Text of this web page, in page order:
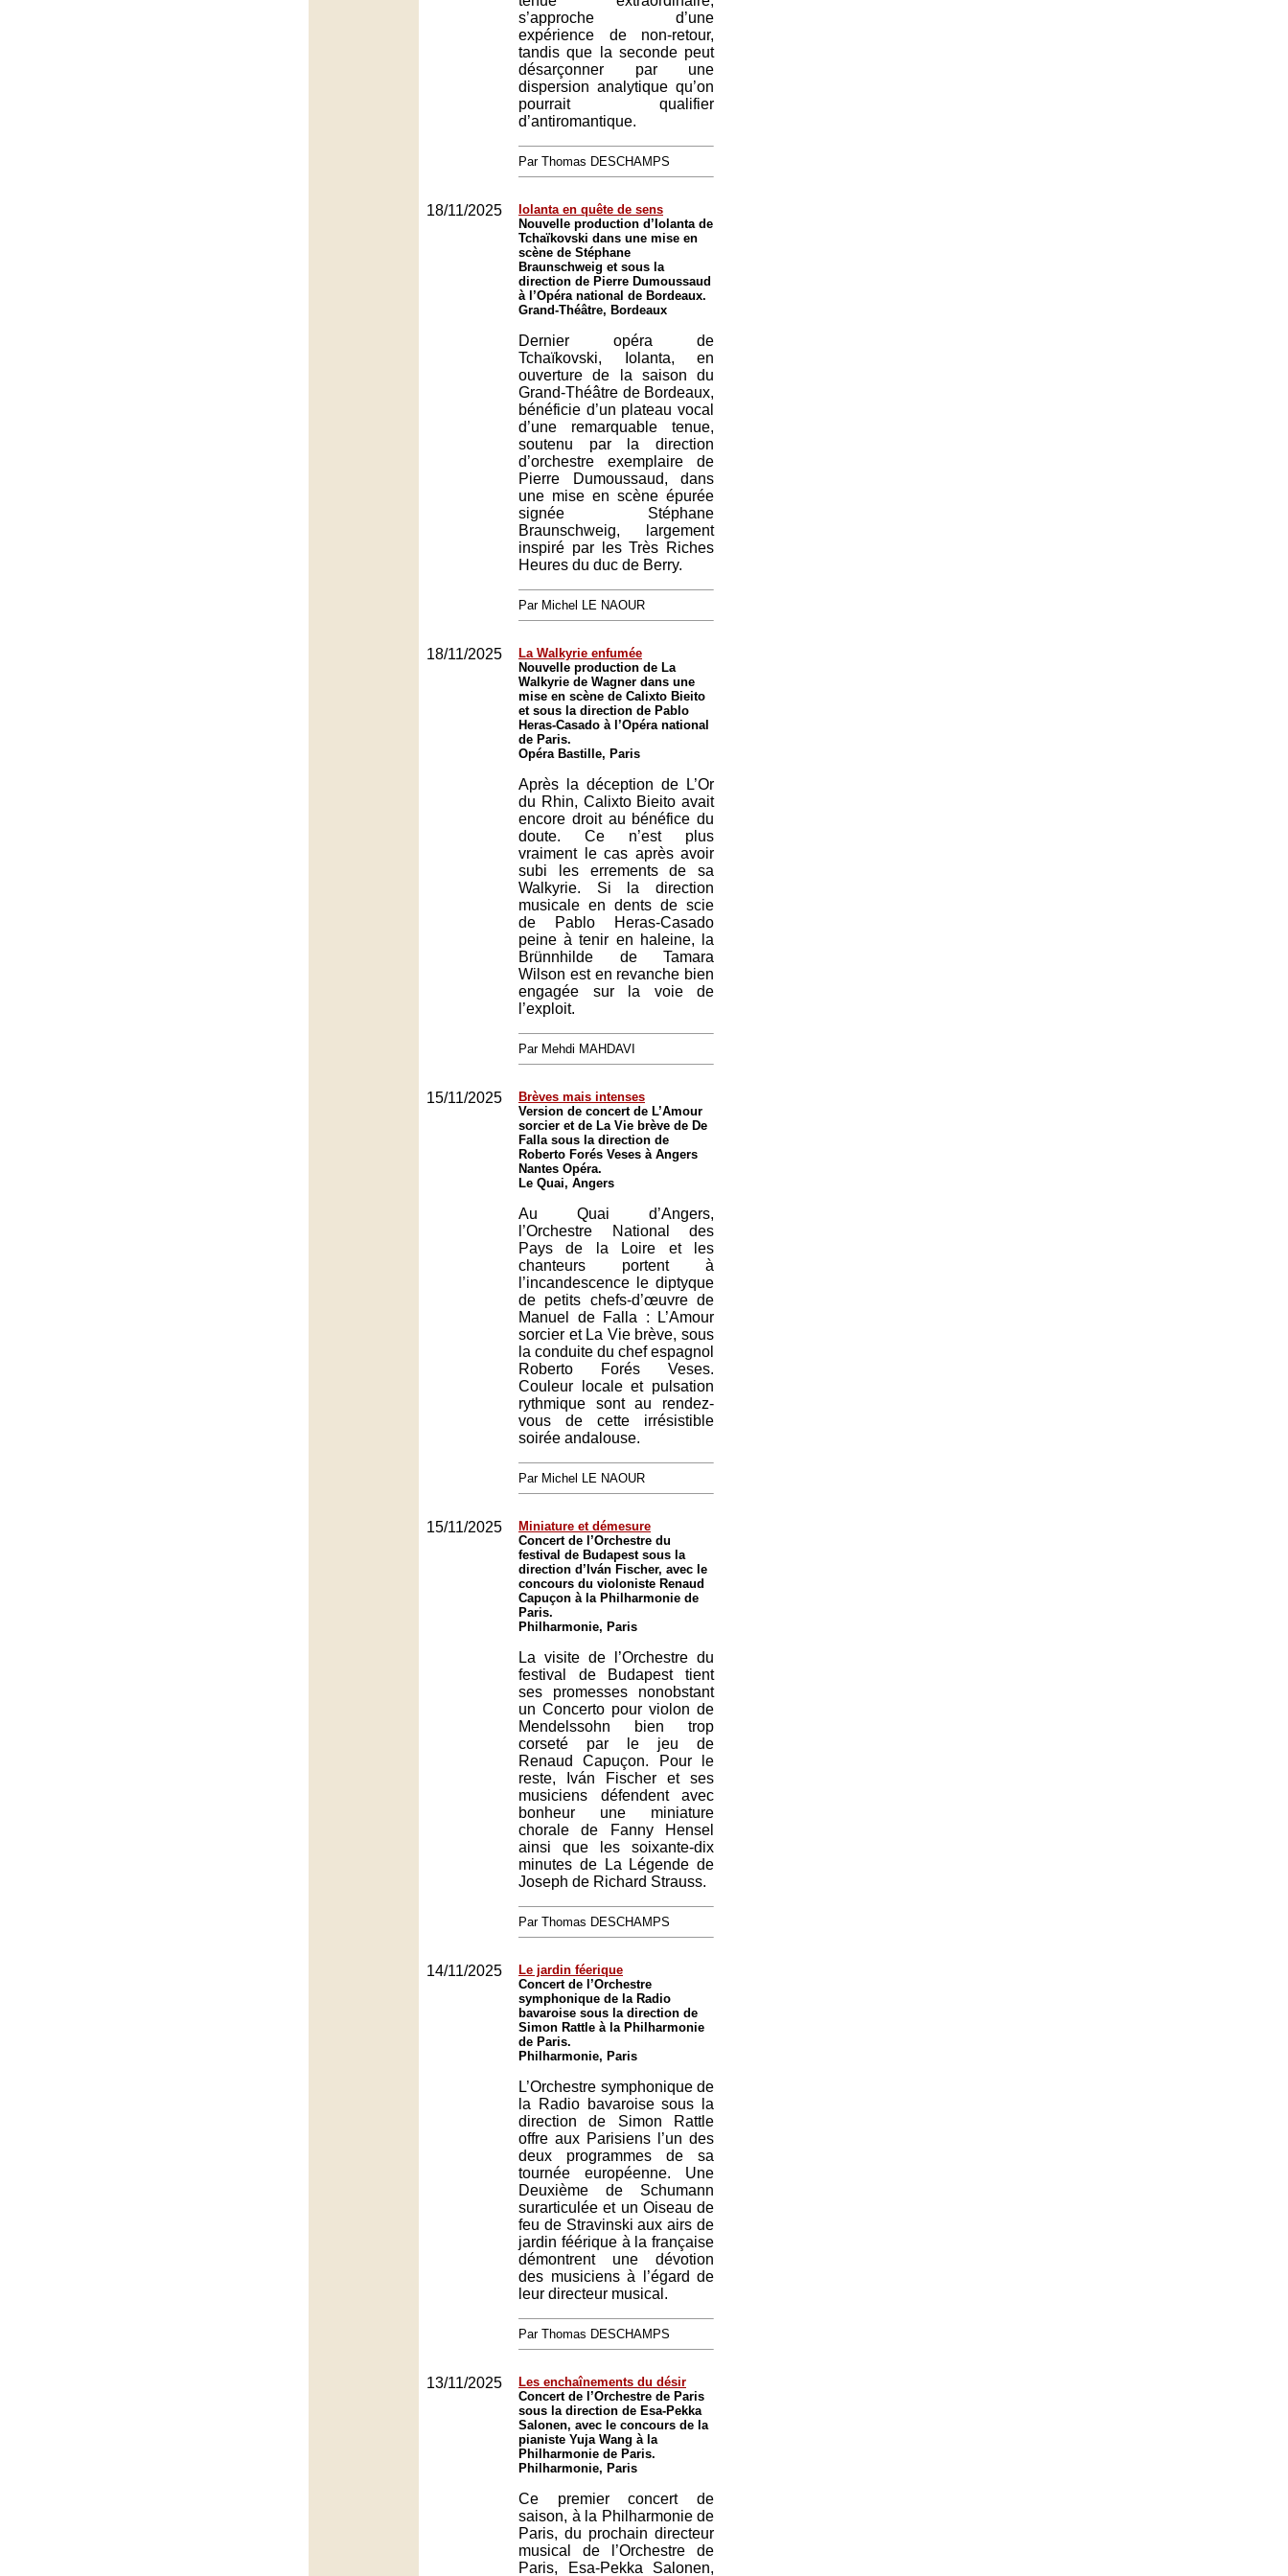
s’approche d’une
expérience de non-retour,
tandis que la seconde peut
désarçonner par une
dispersion analytique qu’on
pourrait qualifier
d’antiromantique.
Par Thomas DESCHAMPS
18/11/2025
Iolanta en quête de sens
Nouvelle production d’Iolanta de
Tchaïkovski dans une mise en
scène de Stéphane
Braunschweig et sous la
direction de Pierre Dumoussaud
à l’Opéra national de Bordeaux.
Grand-Théâtre, Bordeaux
Dernier opéra de
Tchaïkovski, Iolanta, en
ouverture de la saison du
Grand-Théâtre de Bordeaux,
bénéficie d’un plateau vocal
d’une remarquable tenue,
soutenu par la direction
d’orchestre exemplaire de
Pierre Dumoussaud, dans
une mise en scène épurée
signée Stéphane
Braunschweig, largement
inspiré par les Très Riches
Heures du duc de Berry.
Par Michel LE NAOUR
18/11/2025
La Walkyrie enfumée
Nouvelle production de La
Walkyrie de Wagner dans une
mise en scène de Calixto Bieito
et sous la direction de Pablo
Heras-Casado à l’Opéra national
de Paris.
Opéra Bastille, Paris
Après la déception de L’Or
du Rhin, Calixto Bieito avait
encore droit au bénéfice du
doute. Ce n’est plus
vraiment le cas après avoir
subi les errements de sa
Walkyrie. Si la direction
musicale en dents de scie
de Pablo Heras-Casado
peine à tenir en haleine, la
Brünnhilde de Tamara
Wilson est en revanche bien
engagée sur la voie de
l’exploit.
Par Mehdi MAHDAVI
15/11/2025
Brèves mais intenses
Version de concert de L’Amour
sorcier et de La Vie brève de De
Falla sous la direction de
Roberto Forés Veses à Angers
Nantes Opéra.
Le Quai, Angers
Au Quai d’Angers,
l’Orchestre National des
Pays de la Loire et les
chanteurs portent à
l’incandescence le diptyque
de petits chefs-d’œuvre de
Manuel de Falla : L’Amour
sorcier et La Vie brève, sous
la conduite du chef espagnol
Roberto Forés Veses.
Couleur locale et pulsation
rythmique sont au rendez-
vous de cette irrésistible
soirée andalouse.
Par Michel LE NAOUR
15/11/2025
Miniature et démesure
Concert de l’Orchestre du
festival de Budapest sous la
direction d’Iván Fischer, avec le
concours du violoniste Renaud
Capuçon à la Philharmonie de
Paris.
Philharmonie, Paris
La visite de l’Orchestre du
festival de Budapest tient
ses promesses nonobstant
un Concerto pour violon de
Mendelssohn bien trop
corseté par le jeu de
Renaud Capuçon. Pour le
reste, Iván Fischer et ses
musiciens défendent avec
bonheur une miniature
chorale de Fanny Hensel
ainsi que les soixante-dix
minutes de La Légende de
Joseph de Richard Strauss.
Par Thomas DESCHAMPS
14/11/2025
Le jardin féerique
Concert de l’Orchestre
symphonique de la Radio
bavaroise sous la direction de
Simon Rattle à la Philharmonie
de Paris.
Philharmonie, Paris
L’Orchestre symphonique de
la Radio bavaroise sous la
direction de Simon Rattle
offre aux Parisiens l’un des
deux programmes de sa
tournée européenne. Une
Deuxième de Schumann
surarticulée et un Oiseau de
feu de Stravinski aux airs de
jardin féérique à la française
démontrent une dévotion
des musiciens à l’égard de
leur directeur musical.
Par Thomas DESCHAMPS
13/11/2025
Les enchaînements du désir
Concert de l’Orchestre de Paris
sous la direction de Esa-Pekka
Salonen, avec le concours de la
pianiste Yuja Wang à la
Philharmonie de Paris.
Philharmonie, Paris
Ce premier concert de
saison, à la Philharmonie de
Paris, du prochain directeur
musical de l’Orchestre de
Paris, Esa-Pekka Salonen,